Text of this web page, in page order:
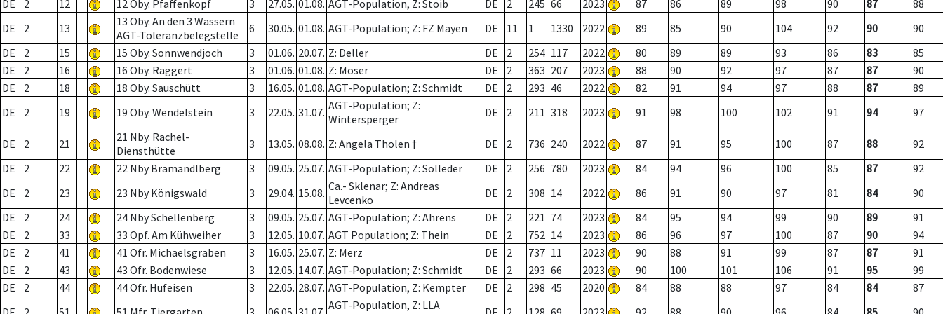
DE 2 12 12 Oby. Pfaffenkopf 3 27.05. 01.08. AGT-Population, Z: Stoib DE 2 245 66 2023 87 86 89 98 90 87
88
DE
2 13
13 Oby. An den 3 Wassern
AGT-Toleranzbelegstelle
6 30.05. 01.08. AGT-Population; Z: FZ Mayen DE 11 1 1330 2022 89 85 90 104 92 90
90
DE
2 15 15 Oby. Sonnwendjoch 3 01.06. 20.07. Z: Deller DE 2 254 117 2022 80 89 89 93 86 83
85
DE
2 16 16 Oby. Raggert 3 01.06. 01.08. Z: Moser DE 2 363 207 2023 88 90 92 97 87 87
90
DE
2 18 18 Oby. Sauschütt 3 16.05. 01.08. AGT-Population; Z: Schmidt DE 2 293 46 2022 82 91 94 97 88 87
89
DE
2 19 19 Oby. Wendelstein 3 22.05. 31.07. AGT-Population; Z:
Wintersperger
DE 2 211 318 2023 91 98 100 102 91 94 97
DE 2 21
21 Nby. Rachel-
Diensthütte
3 13.05. 08.08. Z: Angela Tholen † DE 2 736 240 2022 87 91 95 100 87 88
92
DE
2 22 22 Nby Bramandlberg 3 09.05. 25.07. AGT-Population; Z: Solleder DE 2 256 780 2023 84 94 96 100 85 87
92
DE
2 23 23 Nby Königswald 3 29.04. 15.08. Ca.- Sklenar; Z: Andreas
Levcenko
DE 2 308 14 2022 86 91 90 97 81 84
90
DE
2 24 24 Nby Schellenberg 3 09.05. 25.07. AGT-Population; Z: Ahrens DE 2 221 74 2023 84 95 94 99 90 89
91
DE
2 33 33 Opf. Am Kühweiher 3 12.05. 10.07. AGT Population; Z: Thein DE 2 752 14 2023 86 96 97 100 87 90
94
DE
2 41 41 Ofr. Michaelsgraben 3 16.05. 25.07. Z: Merz DE 2 737 11 2023 90 88 91 99 87 87
91
DE
2 43 43 Ofr. Bodenwiese 3 12.05. 14.07. AGT-Population; Z: Schmidt DE 2 293 66 2023 90 100 101 106 91 95
99
DE
2 44 44 Ofr. Hufeisen 3 22.05. 28.07. AGT-Population, Z: Kempter DE 2 298 45 2020 84 88 88 97 84 84
87
AGT-Population, Z: LLA